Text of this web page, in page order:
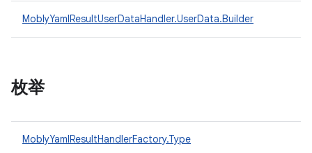
MoblyYamlResultUserDataHandler.UserData.Builder
枚举
MoblyYamlResultHandlerFactory.Type